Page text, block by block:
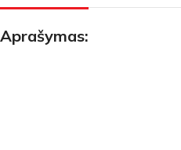
Aprašymas: